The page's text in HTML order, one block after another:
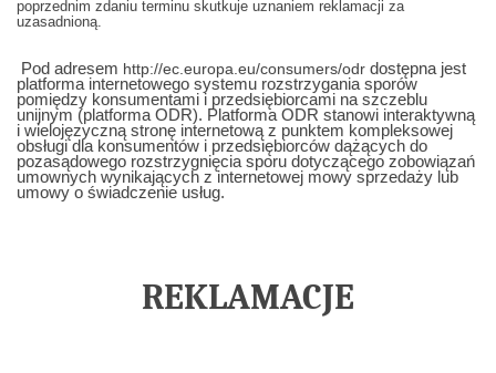
poprzednim zdaniu terminu skutkuje uznaniem reklamacji za
uzasadnioną.
Pod adresem http://ec.europa.eu/consumers/odrdostępna jest
platforma internetowego systemu rozstrzygania sporów
pomiędzy konsumentami i przedsiębiorcami na szczeblu
unijnym (platforma ODR). Platforma ODR stanowi interaktywną
i wielojęzyczną stronę internetową z punktem kompleksowej
obsługi dla konsumentów i przedsiębiorców dążących do
pozasądowego rozstrzygnięcia sporu dotyczącego zobowiązań
umownych wynikających z internetowej mowy sprzedaży lub
umowy o świadczenie usług.
REKLAMACJE